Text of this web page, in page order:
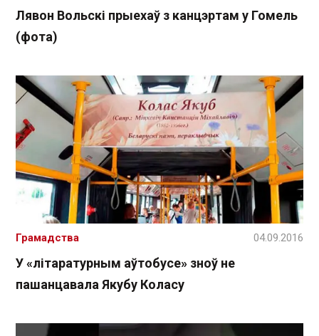
Лявон Вольскі прыехаў з канцэртам у Гомель
(фота)
У «літаратурным аўтобусе» зноў не
пашанцавала Якубу Коласу
Грамадства 04.09.2016